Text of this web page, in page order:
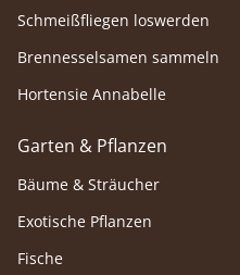
Schmeißfliegen loswerden
Brennesselsamen sammeln
Hortensie Annabelle
Garten & Pflanzen
Bäume & Sträucher
Exotische Pflanzen
Fische